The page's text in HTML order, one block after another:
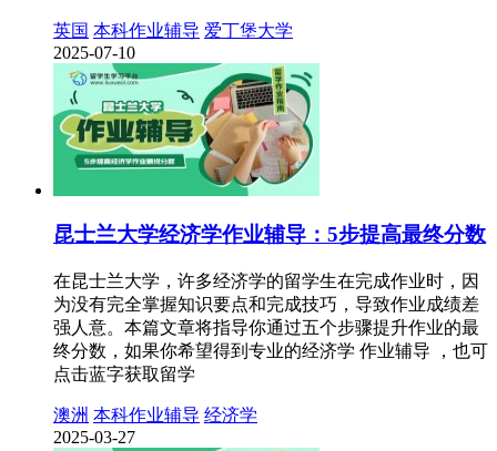
英国 本科作业辅导 爱丁堡大学
2025-07-10
昆士兰大学经济学作业辅导：5步提高最终分数
在昆士兰大学，许多经济学的留学生在完成作业时，因
为没有完全掌握知识要点和完成技巧，导致作业成绩差
强人意。本篇文章将指导你通过五个步骤提升作业的最
终分数，如果你希望得到专业的经济学 作业辅导 ，也可
点击蓝字获取留学
澳洲 本科作业辅导 经济学
2025-03-27